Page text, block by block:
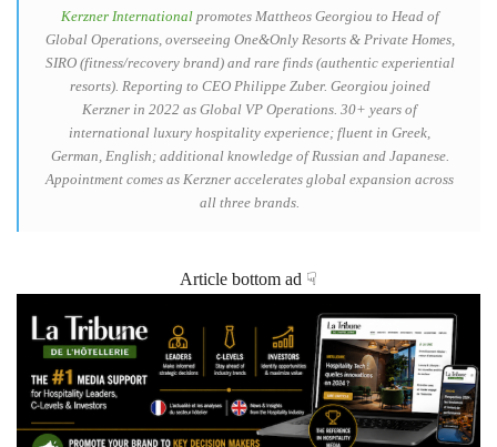
Kerzner Internationalpromotes Mattheos Georgiou to Head of
Global Operations, overseeing One&Only Resorts & Private Homes,
SIRO (fitness/recovery brand) and rare finds (authentic experiential
resorts). Reporting to CEO Philippe Zuber. Georgiou joined
Kerzner in 2022 as Global VP Operations. 30+ years of
international luxury hospitality experience; fluent in Greek,
German, English; additional knowledge of Russian and Japanese.
Appointment comes as Kerzner accelerates global expansion across
all three brands.
Article bottom ad ☟